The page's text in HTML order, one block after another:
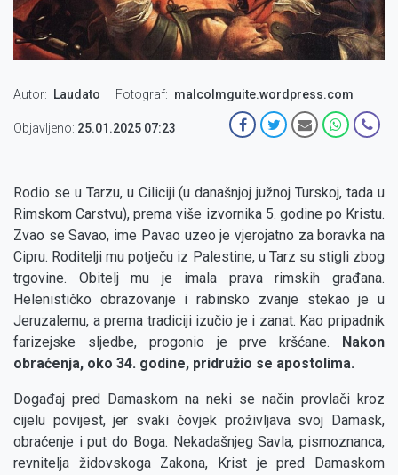
Autor Laudato Fotograf malcolmguite.wordpress.com
Objavljeno: 25.01.2025 07:23
Rodio se u Tarzu, u Ciliciji (u današnjoj južnoj Turskoj, tada u
Rimskom Carstvu), prema više izvornika 5. godine po Kristu.
Zvao se Savao, ime Pavao uzeo je vjerojatno za boravka na
Cipru. Roditelji mu potječu iz Palestine, u Tarz su stigli zbog
trgovine. Obitelj mu je imala prava rimskih građana.
Helenističko obrazovanje i rabinsko zvanje stekao je u
Jeruzalemu, a prema tradiciji izučio je i zanat. Kao pripadnik
farizejske sljedbe, progonio je prve kršćane.
Nakon
obraćenja, oko 34. godine, pridružio se apostolima.
Događaj pred Damaskom na neki se način provlači kroz
cijelu povijest, jer svaki čovjek proživljava svoj Damask,
obraćenje i put do Boga. Nekadašnjeg Savla, pismoznanca,
revnitelja židovskoga Zakona, Krist je pred Damaskom